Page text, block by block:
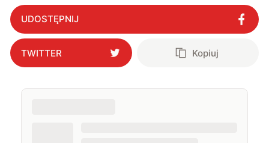
UDOSTĘPNIJ
TWITTER Kopiuj